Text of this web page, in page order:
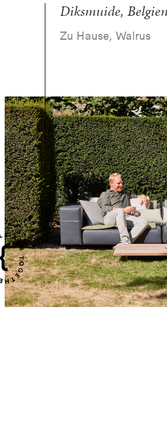
Diksmuide, Belgien
Zu Hause, Walrus